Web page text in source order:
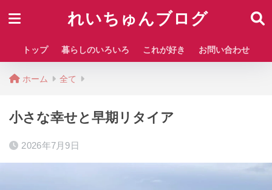
れいちゅんブログ
トップ 暮らしのいろいろ これが好き お問い合わせ
ホーム 全て
小さな幸せと早期リタイア
2026年7月9日